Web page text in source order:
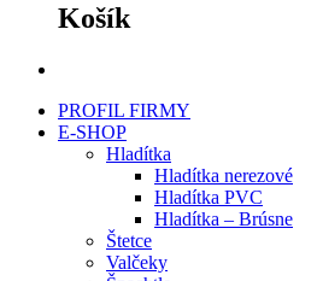
Košík
PROFIL FIRMY
E-SHOP
Hladítka
Hladítka nerezové
Hladítka PVC
Hladítka – Brúsne
Štetce
Valčeky